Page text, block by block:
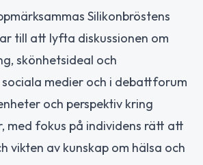
Silikonbröstens
till att lyfta diskussionen om
skönhetsideal och
medier och i debattforum
och perspektiv kring
med fokus på individens rätt att
vikten av kunskap om hälsa och